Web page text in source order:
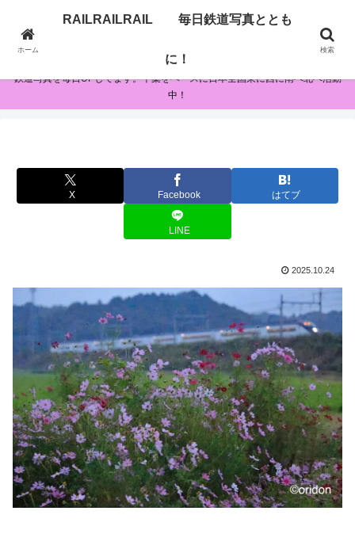
RAILRAILRAIL 毎日鉄道写真とともに！
鉄道写真を毎日UPしてます。千葉をベースに日本全国東に西に南へ北へ活動
中！
X Facebook はてブ
LINE
2025.10.24
ホーム
RAILRAILRAIL 毎日鉄道写真ととも
に！
検索